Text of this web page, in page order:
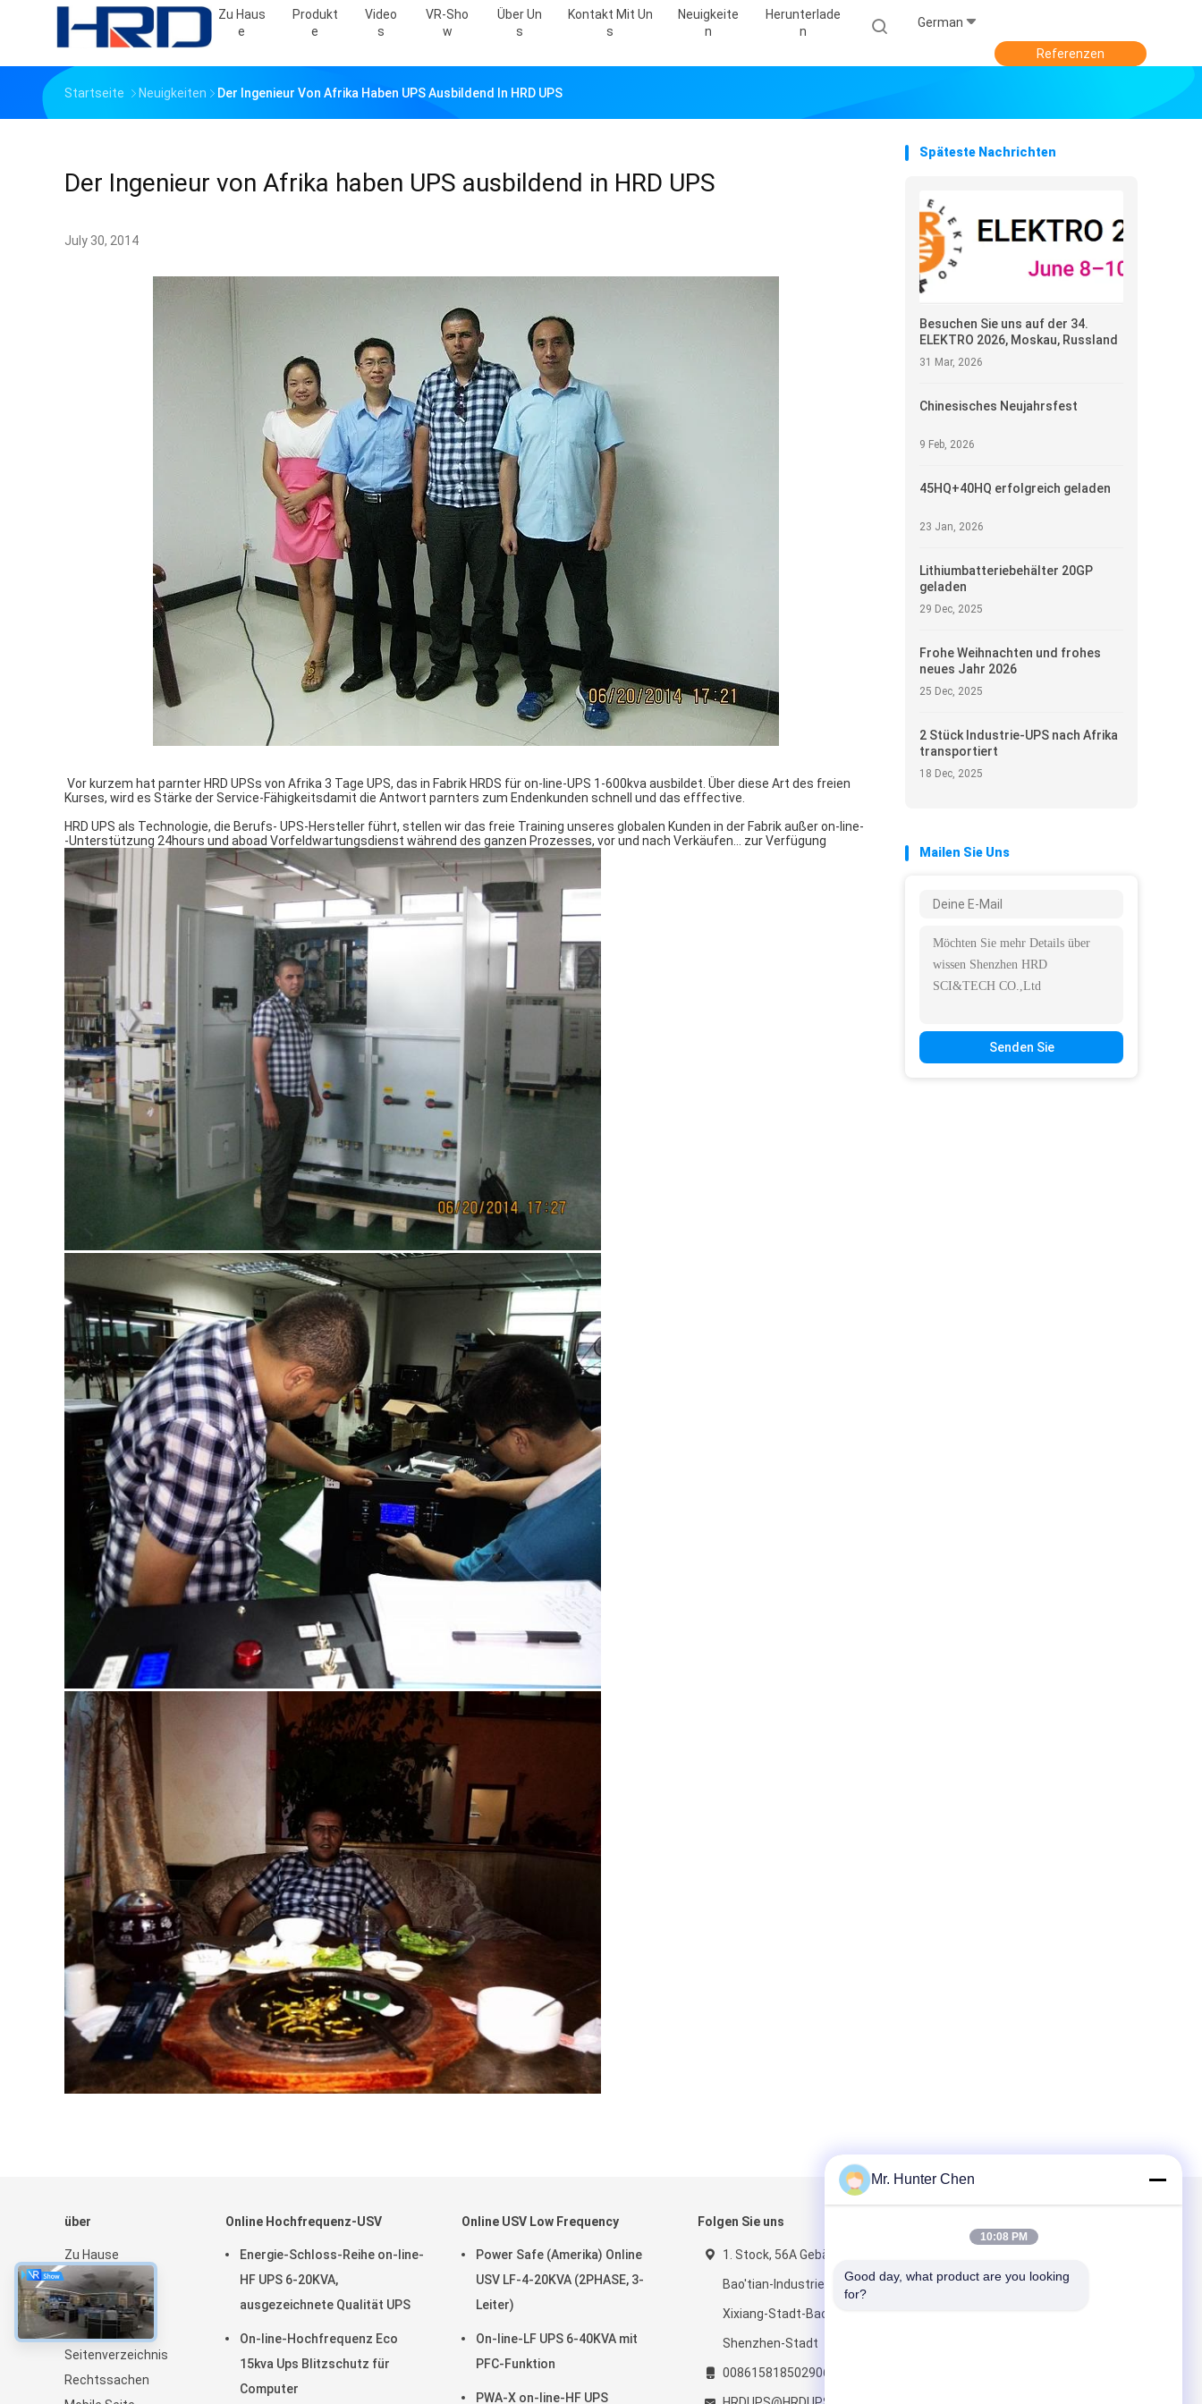
Zu Haus
E
Produkt
E
Video
S
VR-Sho
W
Über Un
S
Kontakt Mit Un
S
Neuigkeite
N
Herunterlade
N
German
Referenzen
Startseite Neuigkeiten Der Ingenieur Von Afrika Haben UPS Ausbildend In HRD UPS
Der Ingenieur von Afrika haben UPS ausbildend in HRD UPS
July 30, 2014
Vor kurzem hat parnter HRD UPSs von Afrika 3 Tage UPS, das in Fabrik HRDS für on-line-UPS 1-600kva ausbildet. Über diese Art des freien
Kurses, wird es Stärke der Service-Fähigkeitsdamit die Antwort parnters zum Endenkunden schnell und das efffective.
HRD UPS als Technologie, die Berufs- UPS-Hersteller führt, stellen wir das freie Training unseres globalen Kunden in der Fabrik außer on-line-
-Unterstützung 24hours und aboad Vorfeldwartungsdienst während des ganzen Prozesses, vor und nach Verkäufen… zur Verfügung
Späteste Nachrichten
Besuchen Sie uns auf der 34.
ELEKTRO 2026, Moskau, Russland
31 Mar, 2026
Chinesisches Neujahrsfest
9 Feb, 2026
45HQ+40HQ erfolgreich geladen
23 Jan, 2026
Lithiumbatteriebehälter 20GP
geladen
29 Dec, 2025
Frohe Weihnachten und frohes
neues Jahr 2026
25 Dec, 2025
2 Stück Industrie-UPS nach Afrika
transportiert
18 Dec, 2025
Mailen Sie Uns
Senden Sie
über
Zu Hause
Produkte
Über uns
Neuigkeiten
Seitenverzeichnis
Rechtssachen
Online Hochfrequenz-USV
Energie-Schloss-Reihe on-line-
HF UPS 6-20KVA,
ausgezeichnete Qualität UPS
On-line-Hochfrequenz Eco
15kva Ups Blitzschutz für
Computer
Online USV Low Frequency
Power Safe (Amerika) Online
USV LF-4-20KVA (2PHASE, 3-
Leiter)
On-line-LF UPS 6-40KVA mit
PFC-Funktion
PWA-X on-line-HF UPS
Folgen Sie uns
1. Stock, 56A Gebäude,
Bao'tian-Industriepark,
Xixiang-Stadt-Bao'an-Bezirk,
Shenzhen-Stadt
008615818502906(mobile)
Mr. Hunter Chen
10:08 PM
Good day, what product are you looking
for?